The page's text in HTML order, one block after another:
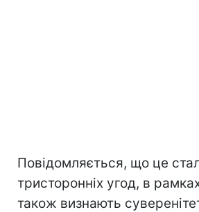
Повідомляється, що це
тристоронніх угод, в
також визнають